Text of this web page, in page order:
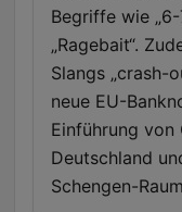
Begriffe wie „6-
„Ragebait“.
Slangs „crash-
neue EU-
Einführung von
Deutschland
Schengen-